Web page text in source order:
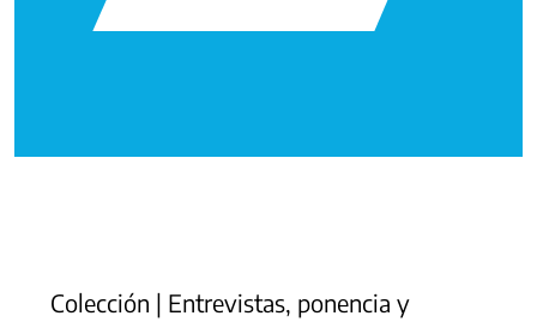
Colección | Entrevistas, ponencia y